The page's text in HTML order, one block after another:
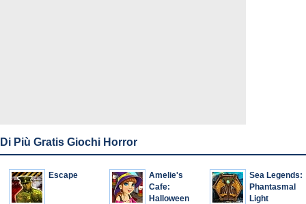
Di Più Gratis Giochi Horror
Escape
Amelie's
Cafe:
Halloween
Sea Legends:
Phantasmal
Light